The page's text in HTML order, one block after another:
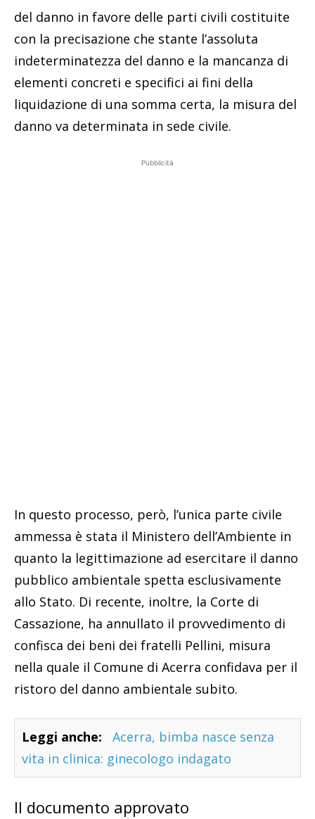
del danno in favore delle parti civili costituite
con la precisazione che stante l’assoluta
indeterminatezza del danno e la mancanza di
elementi concreti e specifici ai fini della
liquidazione di una somma certa, la misura del
danno va determinata in sede civile.
Pubblicità
In questo processo, però, l’unica parte civile
ammessa è stata il Ministero dell’Ambiente in
quanto la legittimazione ad esercitare il danno
pubblico ambientale spetta esclusivamente
allo Stato. Di recente, inoltre, la Corte di
Cassazione, ha annullato il provvedimento di
confisca dei beni dei fratelli Pellini, misura
nella quale il Comune di Acerra confidava per il
ristoro del danno ambientale subito.
Leggi anche:
Acerra, bimba nasce senza
vita in clinica: ginecologo indagato
Il documento approvato